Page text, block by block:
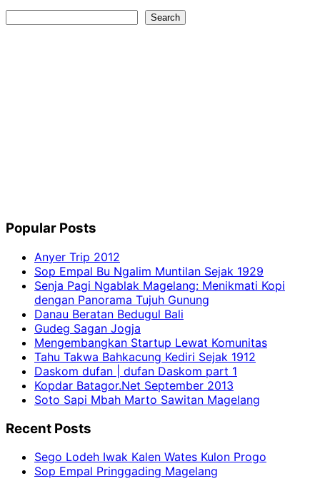
Search
Popular Posts
Anyer Trip 2012
Sop Empal Bu Ngalim Muntilan Sejak 1929
Senja Pagi Ngablak Magelang: Menikmati Kopi
dengan Panorama Tujuh Gunung
Danau Beratan Bedugul Bali
Gudeg Sagan Jogja
Mengembangkan Startup Lewat Komunitas
Tahu Takwa Bahkacung Kediri Sejak 1912
Daskom dufan | dufan Daskom part 1
Kopdar Batagor.Net September 2013
Soto Sapi Mbah Marto Sawitan Magelang
Recent Posts
Sego Lodeh Iwak Kalen Wates Kulon Progo
Sop Empal Pringgading Magelang